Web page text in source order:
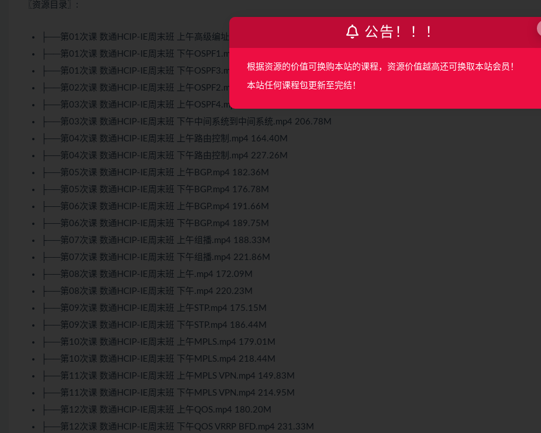
〖资源目录〗:
├──第01次课 数通 HCIP-IE周末班 上午高级编址.mp4 177.12M
├──第01次课 数通HCIP-IE周末班 下午OSPF1.mp4 224.52M
├──第01次课 数通HCIP-IE周末班 下午OSPF3.mp4 220.60M
├──第02次课 数通HCIP-IE周末班 上午OSPF2.mp4 177.74M
├──第03次课 数通HCIP-IE周末班 上午OSPF4.mp4 177.76M
├──第03次课 数通HCIP-IE周末班 下午中间系统到中间系统.mp4 206.78M
├──第04次课 数通HCIP-IE周末班 上午路由控制.mp4 164.40M
├──第04次课 数通HCIP-IE周末班 下午路由控制.mp4 227.26M
├──第05次课 数通HCIP-IE周末班 上午BGP.mp4 182.36M
├──第05次课 数通HCIP-IE周末班 下午BGP.mp4 176.78M
├──第06次课 数通HCIP-IE周末班 上午BGP.mp4 191.66M
├──第06次课 数通HCIP-IE周末班 下午BGP.mp4 189.75M
├──第07次课 数通HCIP-IE周末班 上午组播.mp4 188.33M
├──第07次课 数通HCIP-IE周末班 下午组播.mp4 221.86M
├──第08次课 数通HCIP-IE周末班 上午.mp4 172.09M
├──第08次课 数通HCIP-IE周末班 下午.mp4 220.23M
├──第09次课 数通HCIP-IE周末班 上午STP.mp4 175.15M
├──第09次课 数通HCIP-IE周末班 下午STP.mp4 186.44M
├──第10次课 数通HCIP-IE周末班 上午MPLS.mp4 179.01M
├──第10次课 数通HCIP-IE周末班 下午MPLS.mp4 218.44M
├──第11次课 数通HCIP-IE周末班 上午MPLS VPN.mp4 149.83M
├──第11次课 数通HCIP-IE周末班 下午MPLS VPN.mp4 214.95M
├──第12次课 数通HCIP-IE周末班 上午QOS.mp4 180.20M
├──第12次课 数通HCIP-IE周末班 下午QOS VRRP BFD.mp4 231.33M
公告！！！
根据资源的价值可换购本站的课程，资源价值越高还可换取本站会员！
本站任何课程包更新至完结！